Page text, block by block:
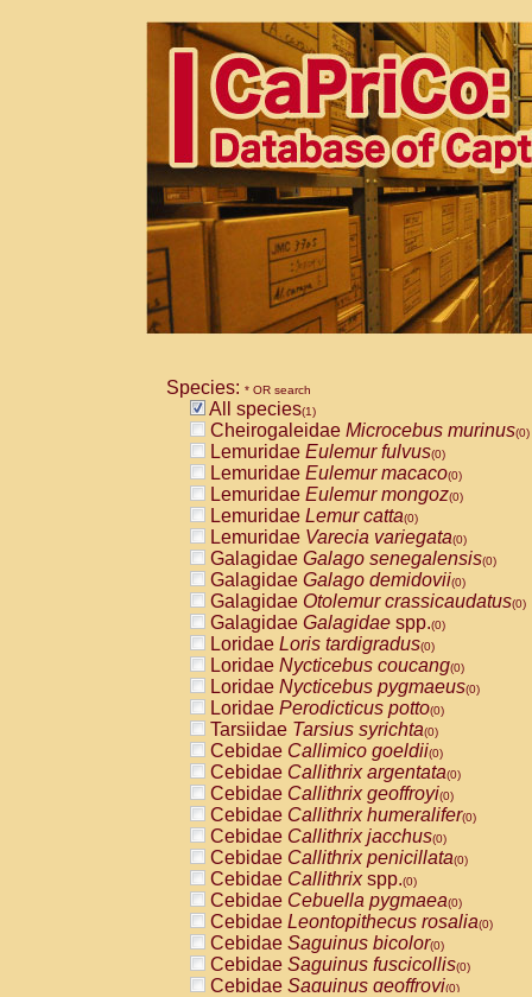
Species: * OR search
All species(1)
Cheirogaleidae Microcebus murinus(0)
Lemuridae Eulemur fulvus(0)
Lemuridae Eulemur macaco(0)
Lemuridae Eulemur mongoz(0)
Lemuridae Lemur catta(0)
Lemuridae Varecia variegata(0)
Galagidae Galago senegalensis(0)
Galagidae Galago demidovii(0)
Galagidae Otolemur crassicaudatus(0)
Galagidae Galagidae spp.(0)
Loridae Loris tardigradus(0)
Loridae Nycticebus coucang(0)
Loridae Nycticebus pygmaeus(0)
Loridae Perodicticus potto(0)
Tarsiidae Tarsius syrichta(0)
Cebidae Callimico goeldii(0)
Cebidae Callithrix argentata(0)
Cebidae Callithrix geoffroyi(0)
Cebidae Callithrix humeralifer(0)
Cebidae Callithrix jacchus(0)
Cebidae Callithrix penicillata(0)
Cebidae Callithrixspp.(0)
Cebidae Cebuella pygmaea(0)
Cebidae Leontopithecus rosalia(0)
Cebidae Saguinus bicolor(0)
Cebidae Saguinus fuscicollis(0)
Cebidae Saguinus geoffroyi(0)